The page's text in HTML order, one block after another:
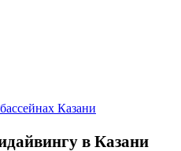
Казани
в Казани